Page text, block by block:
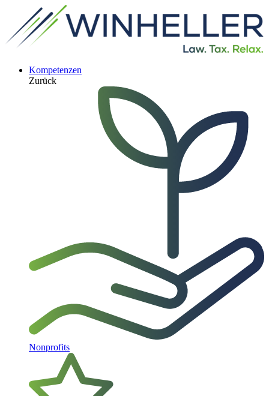
Kompetenzen
Zurück
Nonprofits